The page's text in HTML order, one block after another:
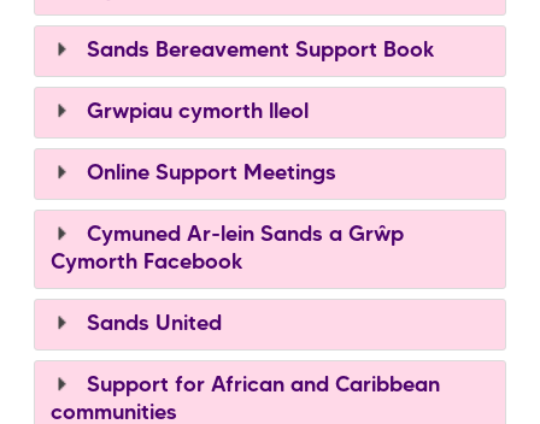
Sands Bereavement Support Book
Grwpiau cymorth lleol
Online Support Meetings
Cymuned Ar-lein Sands a Grŵp
Cymorth Facebook
Sands United
Support for African and Caribbean
communities